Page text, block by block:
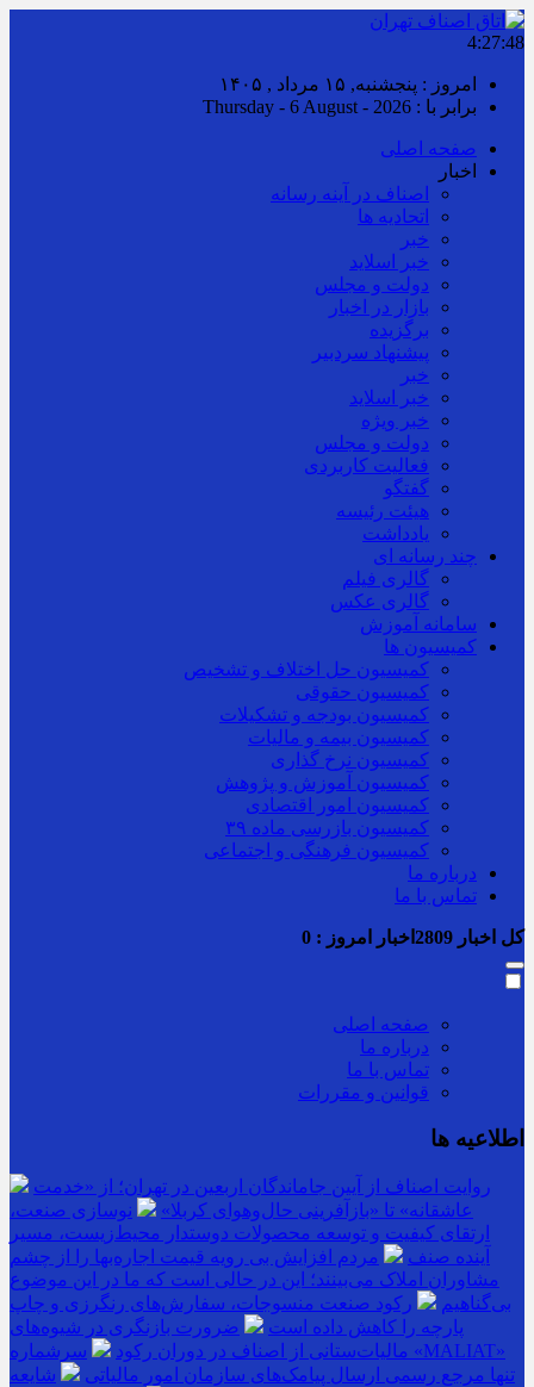
4:27:49
امروز : پنجشنبه, ۱۵ مرداد , ۱۴۰۵
برابر با : Thursday - 6 August - 2026
صفحه اصلی
اخبار
اصناف در آینه رسانه
اتحادیه ها
خبر
خبر اسلايد
دولت و مجلس
بازار در اخبار
برگزیده
پیشنهاد سردبیر
خبر
خبر اسلايد
خبر ویژه
دولت و مجلس
فعالیت کاربردی
گفتگو
هیئت رئیسه
یادداشت
چند رسانه ای
گالری فیلم
گالری عکس
سامانه آموزش
کمیسیون ها
کمیسیون حل اختلاف و تشخیص
کمیسیون حقوقی
کمیسیون بودجه و تشکیلات
کمیسیون بیمه و مالیات
کمیسیون نرخ گذاری
کمیسیون آموزش و پژوهش
کمیسیون امور اقتصادی
کمیسیون بازرسی ماده ۳۹
کمیسیون فرهنگی و اجتماعی
درباره ما
تماس با ما
کل اخبار اخبار امروز : 0
صفحه اصلی
درباره ما
تماس با ما
قوانین و مقررات
اطلاعیه ها
روایت اصناف از آیین جاماندگان اربعین در تهران؛ از «خدمت
عاشقانه» تا «بازآفرینی حال‌وهوای کربلا»
نوسازی صنعت،
ارتقای کیفیت و توسعه محصولات دوستدار محیط‌زیست، مسیر
آینده صنف
مردم افزایش بی رویه قیمت اجاره‌بها را از چشم
مشاوران املاک می‌بینند؛ این در حالی است که ما در این موضوع
بی‌گناهیم
رکود صنعت منسوجات، سفارش‌های رنگرزی و چاپ
پارچه را کاهش داده است
ضرورت بازنگری در شیوه‌های
مالیات‌ستانی از اصناف در دوران رکود
سرشماره «MALIAT»
تنها مرجع رسمی ارسال پیامک‌های سازمان امور مالیاتی
شایعه